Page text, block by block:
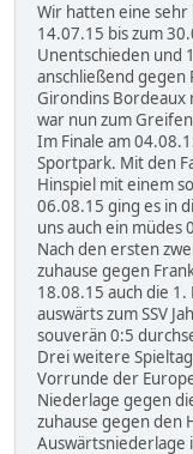
Wir hatten eine
14.07.15 bis zum
Unentschieden und
anschließend gegen
Girondins Bordeaux
war nun zum
Im Finale am
Sportpark. Mit den
Hinspiel mit einem
06.08.15 ging es in
uns auch ein müdes
Nach den ersten
zuhause gegen
18.08.15 auch die 1.
auswärts zum SSV
souverän 0:5
Drei weitere
Vorrunde der
Niederlage gegen
zuhause gegen den
Auswärtsniederlage